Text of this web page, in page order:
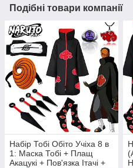
Подібні товари компанії
Набір Тобі Обіто Учіха 8 в
1: Маска Тобі + Плащ
Акацукі + Пов'язка Ітачі +